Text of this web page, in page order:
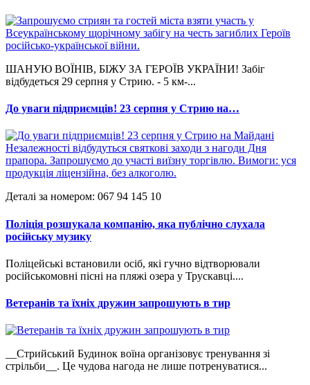
ШАНУЮ ВОЇНІВ, БІЖУ ЗА ГЕРОЇВ УКРАЇНИ! Забіг
відбудеться 29 серпня у Стрию. - 5 км-...
До уваги підприємців! 23 серпня у Стрию на…
Деталі за номером: 067 94 145 10
Поліція розшукала компанію, яка публічно слухала
російську музику
Поліцейські встановили осіб, які гучно відтворювали
російськомовні пісні на пляжі озера у Трускавці....
Ветеранів та їхніх дружин запрошують в тир
__Стрийський Будинок воїна організовує тренування зі
стрільби__. Це чудова нагода не лише потренуватися...